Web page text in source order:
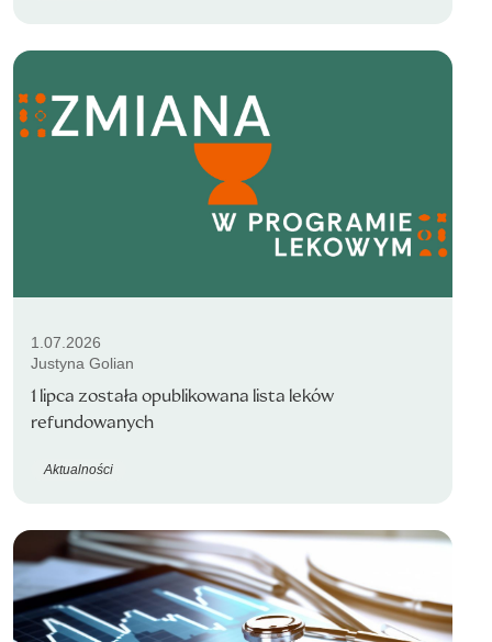
1.07.2026
Justyna Golian
1 lipca została opublikowana lista leków
refundowanych
Aktualności